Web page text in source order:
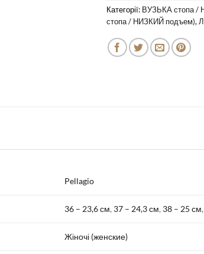
Категорії: ВУЗЬКА стопа /
стопа / НИЗКИЙ подъем),
Pellagio
36 – 23,6 см, 37 – 24,3 см, 38 – 25 см,
Жіночі (женские)